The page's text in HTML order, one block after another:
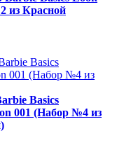
из Красной
Basics
001 (Набор №4 из